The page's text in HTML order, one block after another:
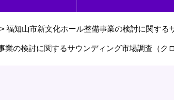
> 福知山市新文化ホール整備事業の検討に関する
業の検討に関するサウンディング市場調査（ク